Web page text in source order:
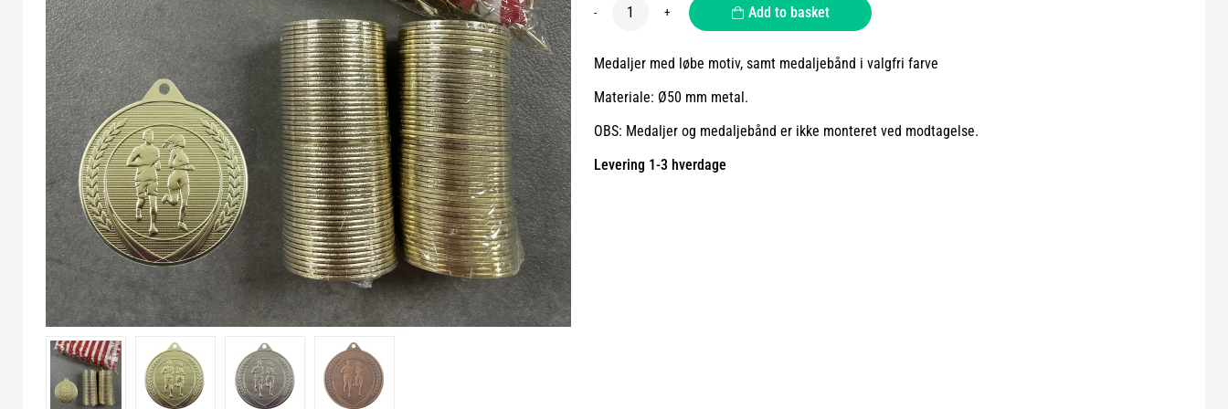
- + Add to basket
Medaljer med løbe motiv, samt medaljebånd i valgfri farve
Materiale: Ø50 mm metal.
OBS: Medaljer og medaljebånd er ikke monteret ved modtagelse.
Levering 1-3 hverdage